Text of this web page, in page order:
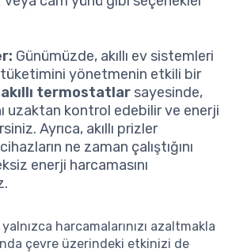
Günümüzde, akıllı ev sistemleri
yönetmenin etkili bir
akıllı termostatlar sayesinde,
uzaktan kontrol edebilir ve enerji
Ayrıca, akıllı prizler
ne zaman çalıştığını
enerji harcamasını
harcamalarınızı azaltmakla
çevre üzerindeki etkinizi de